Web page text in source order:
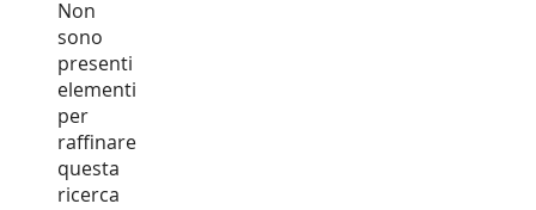
Non
sono
presenti
elementi
per
raffinare
questa
ricerca